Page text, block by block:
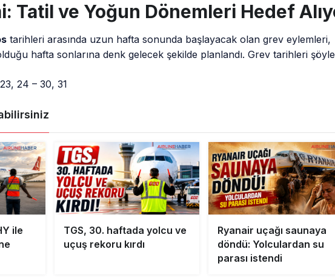
Tatil ve Yoğun Dönemleri Hedef
tarihleri arasında uzun hafta sonunda başlayacak olan grev eylemleri,
hafta sonlarına denk gelecek şekilde planlandı. Grev tarihleri
24 – 30, 31
ile
TGS, 30. haftada yolcu ve
uçuş rekoru kırdı
Ryanair uçağı saunaya
döndü: Yolculardan su
parası istendi